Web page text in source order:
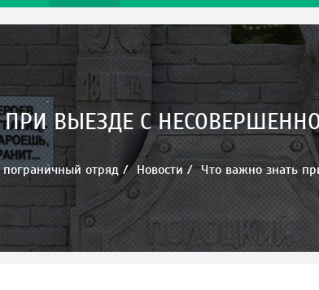
ВЫЕЗДЕ С
отряд Новости Что важно знать